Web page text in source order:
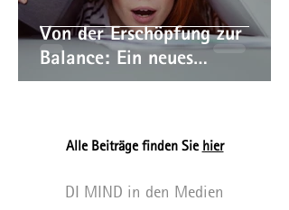
Von der Erschöpfung zur
Balance: Ein neues
Arbeitsmodell
Alle Beiträge finden Sie hier
DI MIND in den Medien